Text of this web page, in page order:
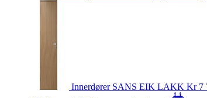
Innerdører SANS EIK LAKK Kr 7